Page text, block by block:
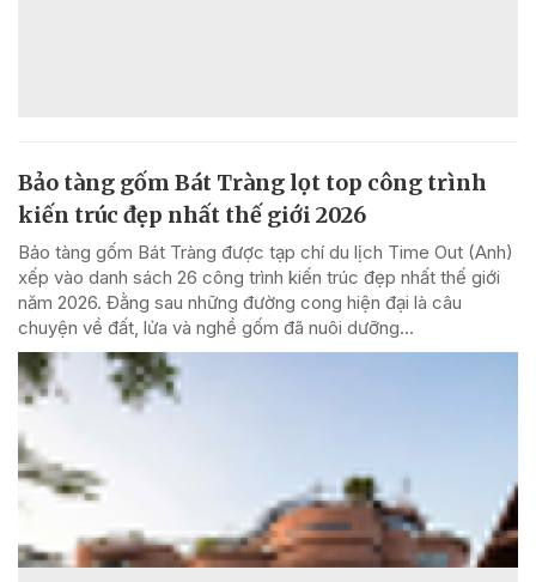
Bảo tàng gốm Bát Tràng lọt top công trình
kiến trúc đẹp nhất thế giới 2026
Bảo tàng gốm Bát Tràng được tạp chí du lịch Time Out (Anh)
xếp vào danh sách 26 công trình kiến trúc đẹp nhất thế giới
năm 2026. Đằng sau những đường cong hiện đại là câu
chuyện về đất, lửa và nghề gốm đã nuôi dưỡng...